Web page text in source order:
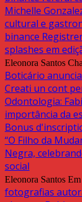
Michelle
cultural e
binance
splashes em
Eleonora Santos
Boticário
Creati un cont
Odontologia:
importância da
Bonus
“O Filho da
Negra,
social
Eleonora Santos Em
fotografias